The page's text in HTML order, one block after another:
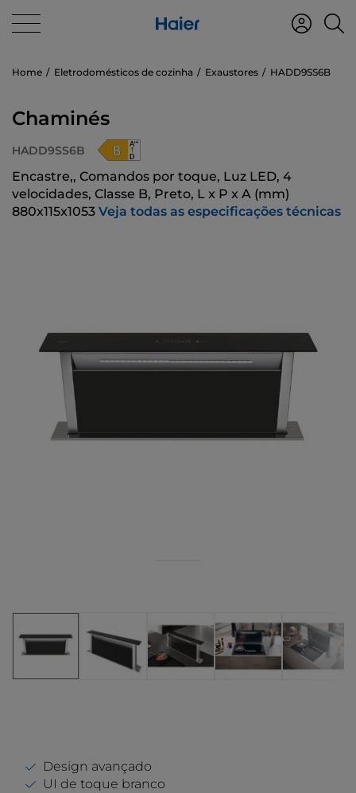
Home Eletrodomésticos de cozinha Exaustores HADD9SS6B
Chaminés
HADD9SS6B
Encastre,, Comandos por toque, Luz LED, 4
velocidades, Classe B, Preto, L x P x A (mm)
880x115x1053 Veja todas as especificações técnicas
Design avançado
UI de toque branco